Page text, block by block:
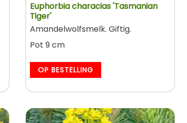
Euphorbia characias 'Tasmanian
Tiger'
Amandelwolfsmelk. Giftig.
Pot 9 cm
OP BESTELLING